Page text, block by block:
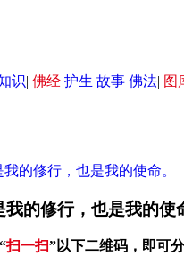
识| 佛经 护生 故事 佛法| 图
的修行，也是我的使命。
的修行，也是我的使
扫一扫”以下二维码，即可